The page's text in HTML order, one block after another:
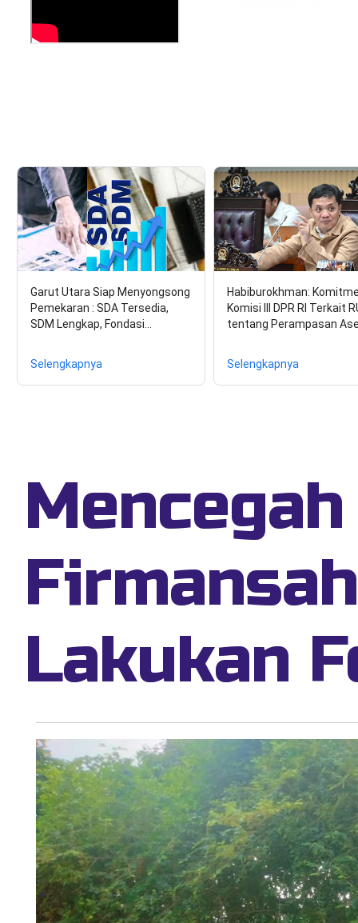
Garut Utara Siap Menyongsong
Pemekaran : SDA Tersedia,
SDM Lengkap, Fondasi…
Selengkapnya
Habiburokhman:
Komisi III DPR RI Terkait
tentang Perampasan
Selengkapnya
Lakukan